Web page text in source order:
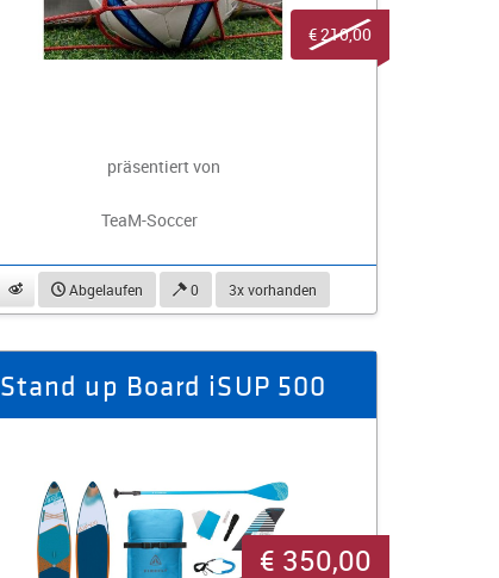
präsentiert von
TeaM-Soccer
beobachtenAbgelaufen 0 3x vorhanden
€ 210,00
Stand up Board iSUP 500
€ 350,00